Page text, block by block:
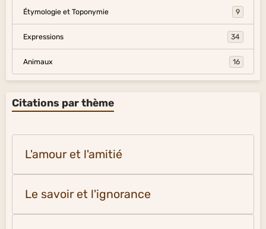
Étymologie et Toponymie 9
Expressions 34
Animaux 16
Citations par thème
L'amour et l'amitié
Le savoir et l'ignorance